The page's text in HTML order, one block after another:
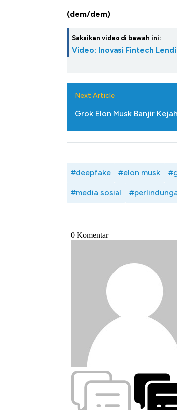
(dem/dem)
Saksikan video di bawah ini:
Video: Inovasi Fintech
Next Article
Grok Elon Musk Banjir
#deepfake #elon musk
#media sosial